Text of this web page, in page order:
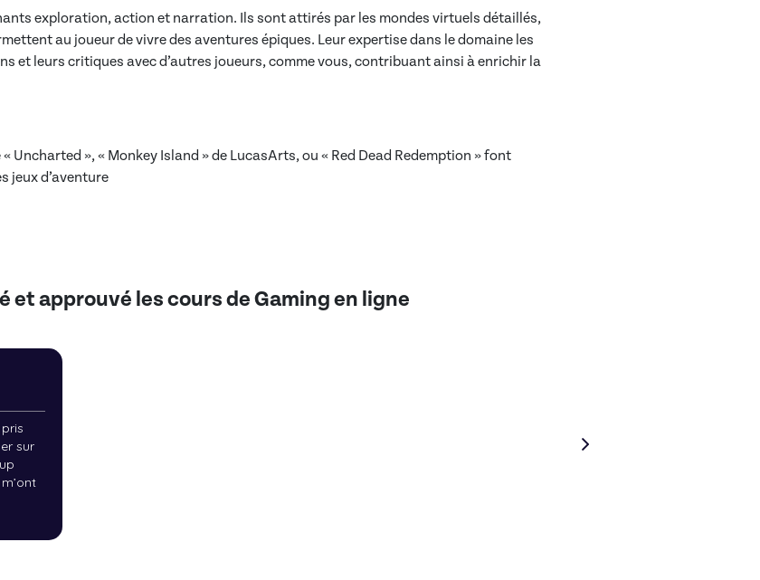
exploration, action et narration. Ils sont attirés par les mondes virtuels détaillés,
au joueur de vivre des aventures épiques. Leur expertise dans le domaine les
et leurs critiques avec d’autres joueurs, comme vous, contribuant ainsi à enrichir la
Uncharted », « Monkey Island » de LucasArts, ou « Red Dead Redemption » font
jeux d’aventure
et approuvé les cours de Gaming en ligne
sur